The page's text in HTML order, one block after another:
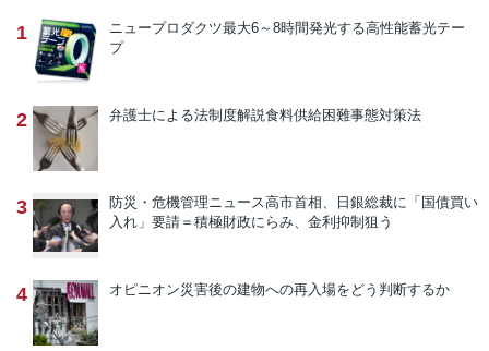
1 ニュープロダクツ最大6～8時間発光する高性能蓄光テー
プ
2 弁護士による法制度解説食料供給困難事態対策法
3 防災・危機管理ニュース高市首相、日銀総裁に「国債買い
入れ」要請＝積極財政にらみ、金利抑制狙う
4 オピニオン災害後の建物への再入場をどう判断するか